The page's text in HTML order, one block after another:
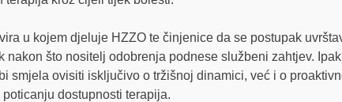
u kojem djeluje HZZO te činjenice da se postupak
što nositelj odobrenja podnese službeni zahtjev.
smjela ovisiti isključivo o tržišnoj dinamici, već i o
dostupnosti terapija.